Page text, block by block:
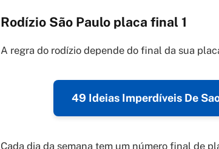
Rodízio São Paulo placa final 1
A regra do rodízio depende do final da sua
49 Ideias Imperdíveis De
Cada dia da semana tem um número final de